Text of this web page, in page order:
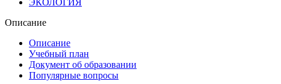
ЭКОЛОГИЯ
Описание
Описание
Учебный план
Документ об образовании
Популярные вопросы